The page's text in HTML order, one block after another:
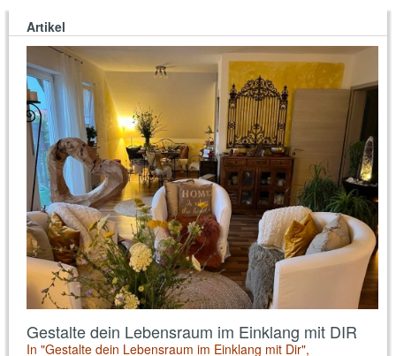
Artikel
Gestalte dein Lebensraum im Einklang mit DIR
In "Gestalte dein Lebensraum im Einklang mit Dir",